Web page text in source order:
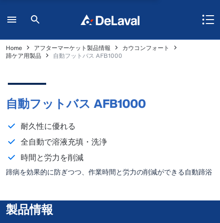
Home アフターマーケット製品情報
カウコンフォート
蹄ケア用製品
自動フットバス AFB1000
自動フットバス AFB1000
耐久性に優れる
全自動で溶液充填・洗浄
時間と労力を削減
蹄病を効果的に防ぎつつ、作業時間と労力の削減ができる自動蹄浴
製品情報